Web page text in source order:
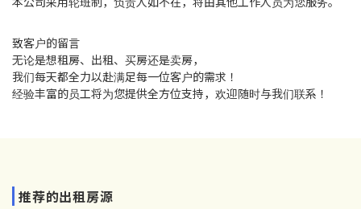
致客户的留言
无论是想租房、出租、买房还是卖房，
我们每天都全力以赴满足每一位客户的需求！
经验丰富的员工将为您提供全方位支持，欢迎随时与我们联系！
推荐的出租房源